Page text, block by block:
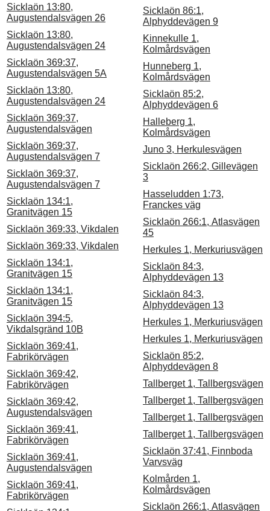
Sicklaön 13:80,
Augustendalsvägen 26
Sicklaön 13:80,
Augustendalsvägen 24
Sicklaön 369:37,
Augustendalsvägen 5A
Sicklaön 13:80,
Augustendalsvägen 24
Sicklaön 369:37,
Augustendalsvägen
Sicklaön 369:37,
Augustendalsvägen 7
Sicklaön 369:37,
Augustendalsvägen 7
Sicklaön 134:1,
Granitvägen 15
Sicklaön 369:33, Vikdalen
Sicklaön 369:33, Vikdalen
Sicklaön 134:1,
Granitvägen 15
Sicklaön 134:1,
Granitvägen 15
Sicklaön 394:5,
Vikdalsgränd 10B
Sicklaön 369:41,
Fabrikörvägen
Sicklaön 369:42,
Fabrikörvägen
Sicklaön 369:42,
Augustendalsvägen
Sicklaön 369:41,
Fabrikörvägen
Sicklaön 369:41,
Augustendalsvägen
Sicklaön 369:41,
Fabrikörvägen
Sicklaön 86:1,
Alphyddevägen 9
Kinnekulle 1,
Kolmårdsvägen
Hunneberg 1,
Kolmårdsvägen
Sicklaön 85:2,
Alphyddevägen 6
Halleberg 1,
Kolmårdsvägen
Juno 3, Herkulesvägen
Sicklaön 266:2, Gillevägen
3
Hasseludden 1:73,
Franckes väg
Sicklaön 266:1, Atlasvägen
45
Herkules 1, Merkuriusvägen
Sicklaön 84:3,
Alphyddevägen 13
Sicklaön 84:3,
Alphyddevägen 13
Herkules 1, Merkuriusvägen
Herkules 1, Merkuriusvägen
Sicklaön 85:2,
Alphyddevägen 8
Tallberget 1, Tallbergsvägen
Tallberget 1, Tallbergsvägen
Tallberget 1, Tallbergsvägen
Tallberget 1, Tallbergsvägen
Sicklaön 37:41, Finnboda
Varvsväg
Kolmården 1,
Kolmårdsvägen
Sicklaön 266:1, Atlasvägen